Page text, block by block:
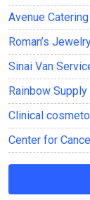
Avenue
Roman’s
Sinai Van
Rainbow Supply
Clinical
Center for